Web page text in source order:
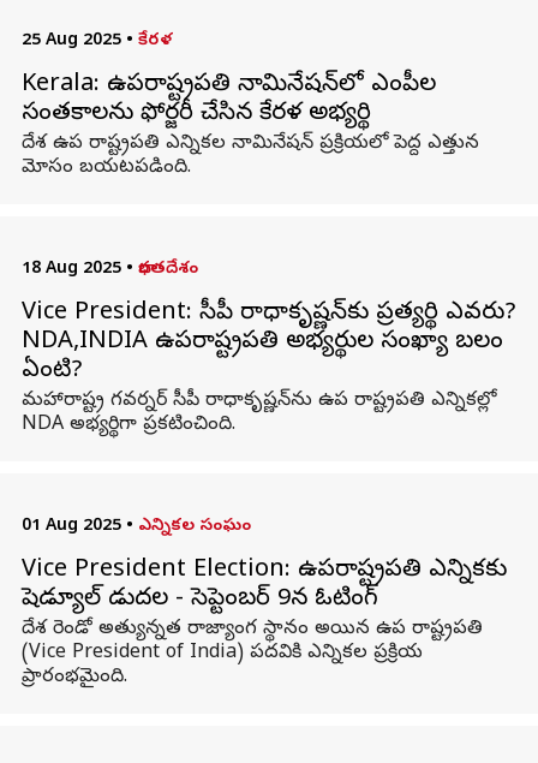
25 Aug 2025 • కేరళ
Kerala: ఉపరాష్ట్రపతి నామినేషన్‌లో ఎంపీల
సంతకాలను ఫోర్జరీ చేసిన కేరళ అభ్యర్థి
దేశ ఉప రాష్ట్రపతి ఎన్నికల నామినేషన్ ప్రక్రియలో పెద్ద ఎత్తున
మోసం బయటపడింది.
18 Aug 2025 • భారతదేశం
Vice President: సీపీ రాధాకృష్ణన్‌కు ప్రత్యర్థి ఎవరు?
NDA,INDIA ఉపరాష్ట్రపతి అభ్యర్థుల సంఖ్యా బలం
ఏంటి?
మహారాష్ట్ర గవర్నర్ సీపీ రాధాకృష్ణన్‌ను ఉప రాష్ట్రపతి ఎన్నికల్లో
NDA అభ్యర్థిగా ప్రకటించింది.
01 Aug 2025 • ఎన్నికల సంఘం
Vice President Election: ఉపరాష్ట్రపతి ఎన్నికకు
షెడ్యూల్‌ విడుదల - సెప్టెంబర్ 9న ఓటింగ్
దేశ రెండో అత్యున్నత రాజ్యాంగ స్థానం అయిన ఉప రాష్ట్రపతి
(Vice President of India) పదవికి ఎన్నికల ప్రక్రియ
ప్రారంభమైంది.